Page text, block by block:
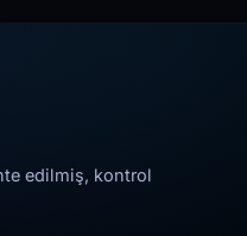
edilmiş, kontrol